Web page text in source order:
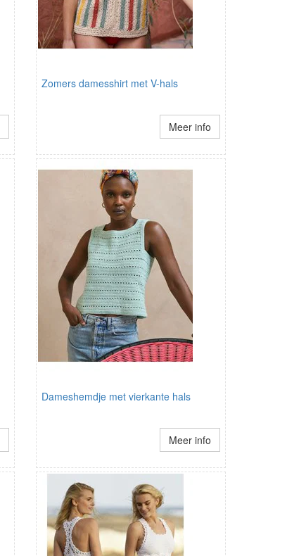
Zomers damesshirt met V-hals
Meer info
Dameshemdje met vierkante hals
Meer info